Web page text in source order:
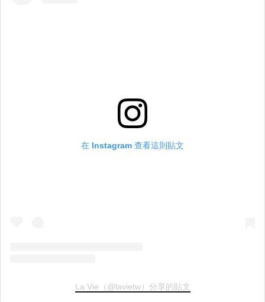
在 Instagram 查看這則貼文
La Vie（@lavietw）分享的貼文